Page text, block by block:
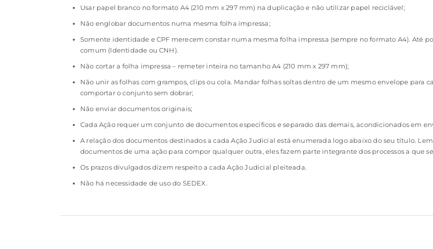
Usar papel branco no formato A4 (210 mm x 297 mm) na duplicação e não utilizar papel reciclável;
Não englobar documentos numa mesma folha impressa;
Somente identidade e CPF merecem constar numa mesma folha impressa (sempre no formato A4). Até
comum (Identidade ou CNH).
Não cortar a folha impressa – remeter inteira no tamanho A4 (210 mm x 297 mm);
Não unir as folhas com grampos, clips ou cola. Mandar folhas soltas dentro de um mesmo envelope para
comportar o conjunto sem dobrar;
Não enviar documentos originais;
Cada Ação requer um conjunto de documentos específicos e separado das demais, acondicionados em
A relação dos documentos destinados a cada Ação Judicial está enumerada logo abaixo do seu título.
documentos de uma ação para compor qualquer outra, eles fazem parte integrante dos processos a que
Os prazos divulgados dizem respeito a cada Ação Judicial pleiteada.
Não há necessidade de uso do SEDEX.